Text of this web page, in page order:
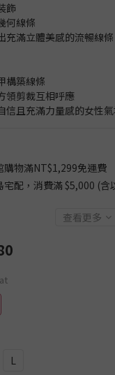
飾
何線條
充滿立體美感的流暢線條
構築線條
領剪裁互相呼應
信且充滿力量感的女性
購物滿NT$1,299免運費
宅配，消費滿 $5,000 (含
查看更多
L